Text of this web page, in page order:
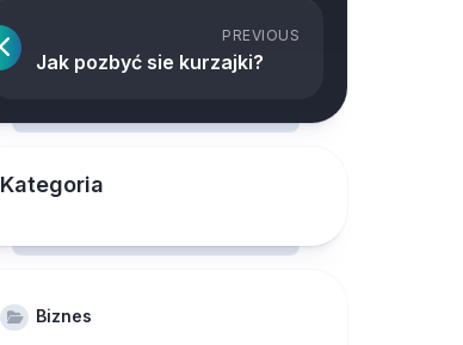
PREVIOUS
Jak pozbyć sie kurzajki?
Kategoria
Biznes